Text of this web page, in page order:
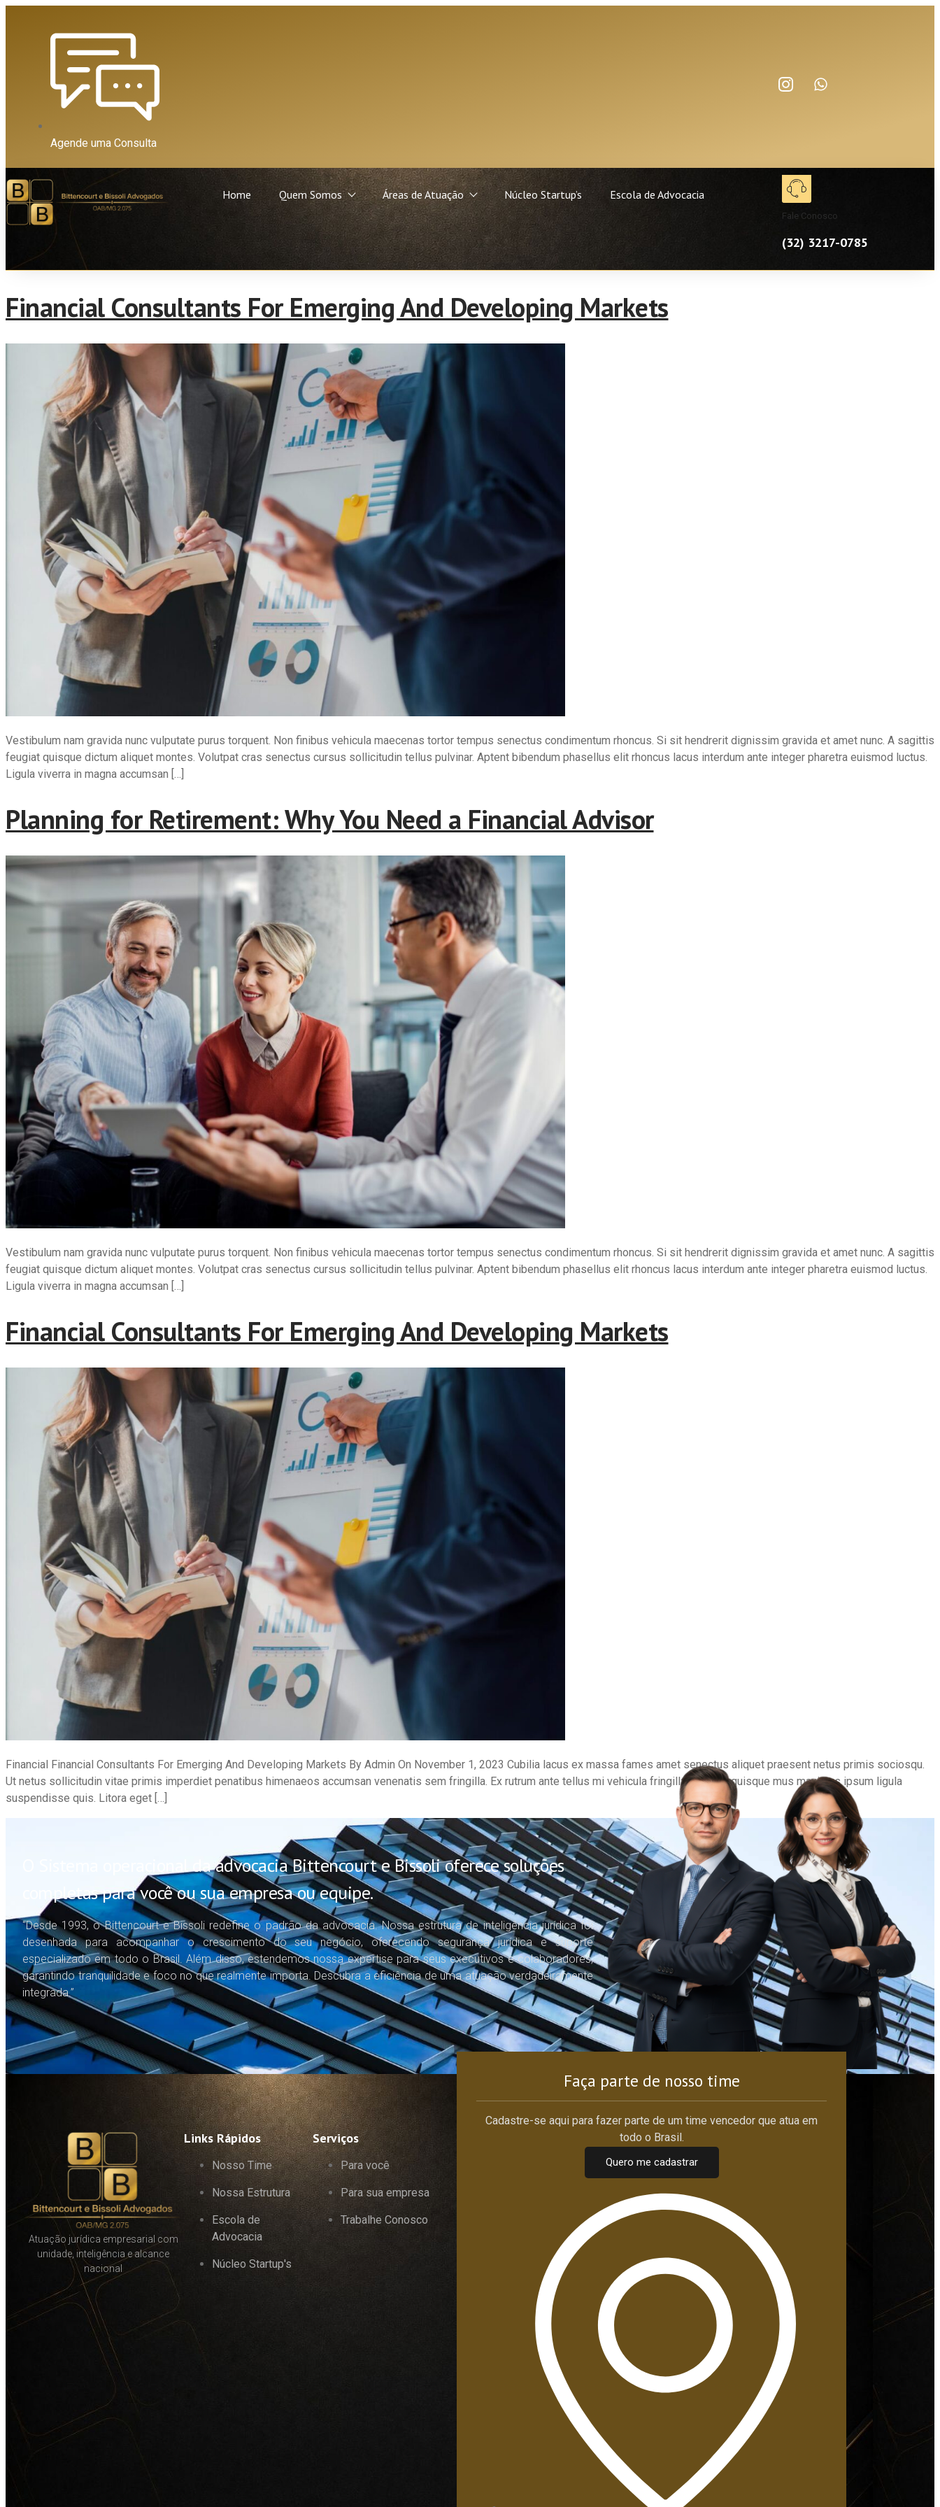
Agende uma Consulta
Home Quem Somos Áreas de Atuação Núcleo Startup’s Escola de Advocacia
Fale Conosco
(32) 3217-0785
Financial Consultants For Emerging And Developing Markets
Vestibulum nam gravida nunc vulputate purus torquent. Non finibus vehicula maecenas tortor tempus senectus condimentum rhoncus. Si sit hendrerit dignissim gravida et amet nunc. A sagittis
feugiat quisque dictum aliquet montes. Volutpat cras senectus cursus sollicitudin tellus pulvinar. Aptent bibendum phasellus elit rhoncus lacus interdum ante integer pharetra euismod luctus.
Ligula viverra in magna accumsan […]
Planning for Retirement: Why You Need a Financial Advisor
Vestibulum nam gravida nunc vulputate purus torquent. Non finibus vehicula maecenas tortor tempus senectus condimentum rhoncus. Si sit hendrerit dignissim gravida et amet nunc. A sagittis
feugiat quisque dictum aliquet montes. Volutpat cras senectus cursus sollicitudin tellus pulvinar. Aptent bibendum phasellus elit rhoncus lacus interdum ante integer pharetra euismod luctus.
Ligula viverra in magna accumsan […]
Financial Consultants For Emerging And Developing Markets
Financial Financial Consultants For Emerging And Developing Markets By Admin On November 1, 2023 Cubilia lacus ex massa fames amet senectus aliquet praesent netus primis sociosqu.
Ut netus sollicitudin vitae primis imperdiet penatibus himenaeos accumsan venenatis sem fringilla. Ex rutrum ante tellus mi vehicula fringilla. Tempor quisque mus maximus ipsum ligula
suspendisse quis. Litora eget […]
O Sistema operacional da advocacia Bittencourt e Bissoli oferece soluções
completas para você ou sua empresa ou equipe.
“Desde 1993, o Bittencourt e Bissoli redefine o padrão da advocacia. Nossa estrutura de inteligência jurídica foi
desenhada para acompanhar o crescimento do seu negócio, oferecendo segurança jurídica e suporte
especializado em todo o Brasil. Além disso, estendemos nossa expertise para seus executivos e colaboradores,
garantindo tranquilidade e foco no que realmente importa. Descubra a eficiência de uma atuação verdadeiramente
integrada.”
Atuação jurídica empresarial com
unidade, inteligência e alcance
nacional
Links Rápidos
Nosso Time
Nossa Estrutura
Escola de
Advocacia
Núcleo Startup's
Serviços
Para você
Para sua empresa
Trabalhe Conosco
Faça parte de nosso time
Cadastre-se aqui para fazer parte de um time vencedor que atua em
todo o Brasil.
Quero me cadastrar